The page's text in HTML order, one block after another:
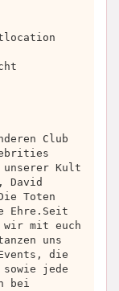
Club
Kult
David
Toten
Ehre.Seit
mit euch
uns
die
jede
bei